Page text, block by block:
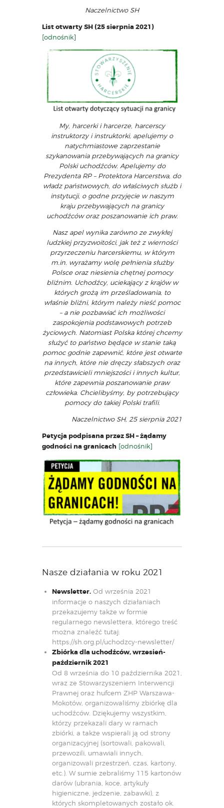
Naczelnictwo SH
List otwarty SH (25 sierpnia 2021)
[odnośnik]
My, harcerki i harcerze, harcerscy
instruktorzy i instruktorki, apelujemy o
natychmiastowe zaprzestanie
szykanowania przebywających na granicy
Polski uchodźców. Apelujemy do
Prezydenta RP – Protektora Harcerstwa, do
władz państwowych, do właściwych służb i
instytucji, o godne przyjęcie w naszym
kraju przebywających na granicy
uchodźców oraz poszanowanie ich praw.
Nasz apel wynika zarówno ze zwykłej
ludzkiej przyzwoitości, jak też z wierności
przyrzeczeniu harcerskiemu, w którym
m.in. wyrażamy wolę pełnienia służby
Polsce oraz niesienia chętnej pomocy
bliźnim. Uchodźcy, uciekający z krajów w
których grożą im prześladowania, to
właśnie bliźni, którym należy nieść pomoc
– a nie pozbawiać ich możliwości
zaspokojenia podstawowych potrzeb
życiowych. Natomiast Polska której chcemy
służyć to państwo będące w stanie taką
pomoc godnie zapewnić, które jest otwarte
na innych, które nie dręczy słabszych oraz
przedstawicieli mniejszości i innych kultur,
które zapewnia poszanowanie praw
człowieka. Chcielibyśmy, by potrzebujący
pomocy do takiej Polski trafili.
Naczelnictwo SH, 25 sierpnia 2021
Petycja podpisana przez SH – żądamy
godności na granicach [odnośnik]
Nasze działania w roku 2021
Newsletter.Od września 2021
informacje o naszych działaniach
przekazujemy także w formie
regularnego newslettera, którego treść
można znaleźć tutaj:
https://sh.org.pl/uchodzcy-newsletter/
Zbiórka dla uchodźców, wrzesień-
październik 2021
Od 8 września do 10 października 2021,
wraz ze Stowarzyszeniem Interwencji
Prawnej oraz hufcem ZHP Warszawa-
Mokotów, organizowaliśmy zbiórkę dla
uchodźców. Dziękujemy wszystkim,
którzy przekazali dary w ramach
zbiórki, a także wspierali ją od strony
organizacyjnej (sortowali, pakowali,
przewozili, umawiali innych,
organizowali przestrzeń, czas, kartony,
etc.). W sumie zebraliśmy 115 kartonów
darów (ubrania, koce, artykuły
higieniczne, jedzenie, zabawki), z
których skompletowanych zostało ok.